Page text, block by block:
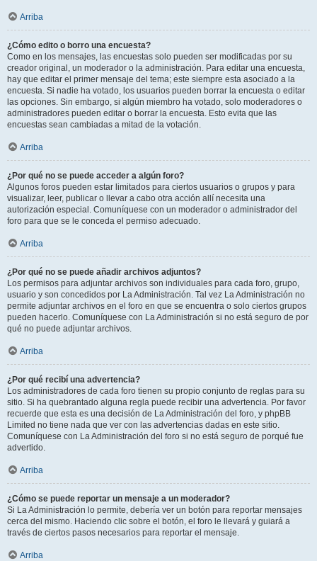
Arriba
¿Cómo edito o borro una encuesta?
Como en los mensajes, las encuestas solo pueden ser modificadas por su
creador original, un moderador o la administración. Para editar una encuesta,
hay que editar el primer mensaje del tema; este siempre esta asociado a la
encuesta. Si nadie ha votado, los usuarios pueden borrar la encuesta o editar
las opciones. Sin embargo, si algún miembro ha votado, solo moderadores o
administradores pueden editar o borrar la encuesta. Esto evita que las
encuestas sean cambiadas a mitad de la votación.
Arriba
¿Por qué no se puede acceder a algún foro?
Algunos foros pueden estar limitados para ciertos usuarios o grupos y para
visualizar, leer, publicar o llevar a cabo otra acción allí necesita una
autorización especial. Comuníquese con un moderador o administrador del
foro para que se le conceda el permiso adecuado.
Arriba
¿Por qué no se puede añadir archivos adjuntos?
Los permisos para adjuntar archivos son individuales para cada foro, grupo,
usuario y son concedidos por La Administración. Tal vez La Administración no
permite adjuntar archivos en el foro en que se encuentra o solo ciertos grupos
pueden hacerlo. Comuníquese con La Administración si no está seguro de por
qué no puede adjuntar archivos.
Arriba
¿Por qué recibí una advertencia?
Los administradores de cada foro tienen su propio conjunto de reglas para su
sitio. Si ha quebrantado alguna regla puede recibir una advertencia. Por favor
recuerde que esta es una decisión de La Administración del foro, y phpBB
Limited no tiene nada que ver con las advertencias dadas en este sitio.
Comuníquese con La Administración del foro si no está seguro de porqué fue
advertido.
Arriba
¿Cómo se puede reportar un mensaje a un moderador?
Si La Administración lo permite, debería ver un botón para reportar mensajes
cerca del mismo. Haciendo clic sobre el botón, el foro le llevará y guiará a
través de ciertos pasos necesarios para reportar el mensaje.
Arriba